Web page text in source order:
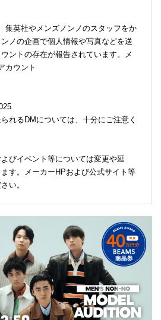
集英社やメンズノンノのスタッフをか
ノの企画で個人情報や写真などを送
ントの存在が報告されています。メ
カウント
れるDMについては、十分にご注意く
びイベント等については変更や延
す。メーカーHPおよび公式サイト等
い。